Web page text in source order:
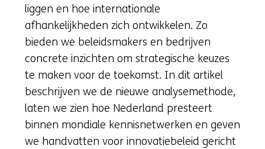
liggen en hoe internationale
afhankelijkheden zich ontwikkelen. Zo
bieden we beleidsmakers en bedrijven
concrete inzichten om strategische keuzes
te maken voor de toekomst. In dit artikel
beschrijven we de nieuwe analysemethode,
laten we zien hoe Nederland presteert
binnen mondiale kennisnetwerken en geven
we handvatten voor innovatiebeleid gericht